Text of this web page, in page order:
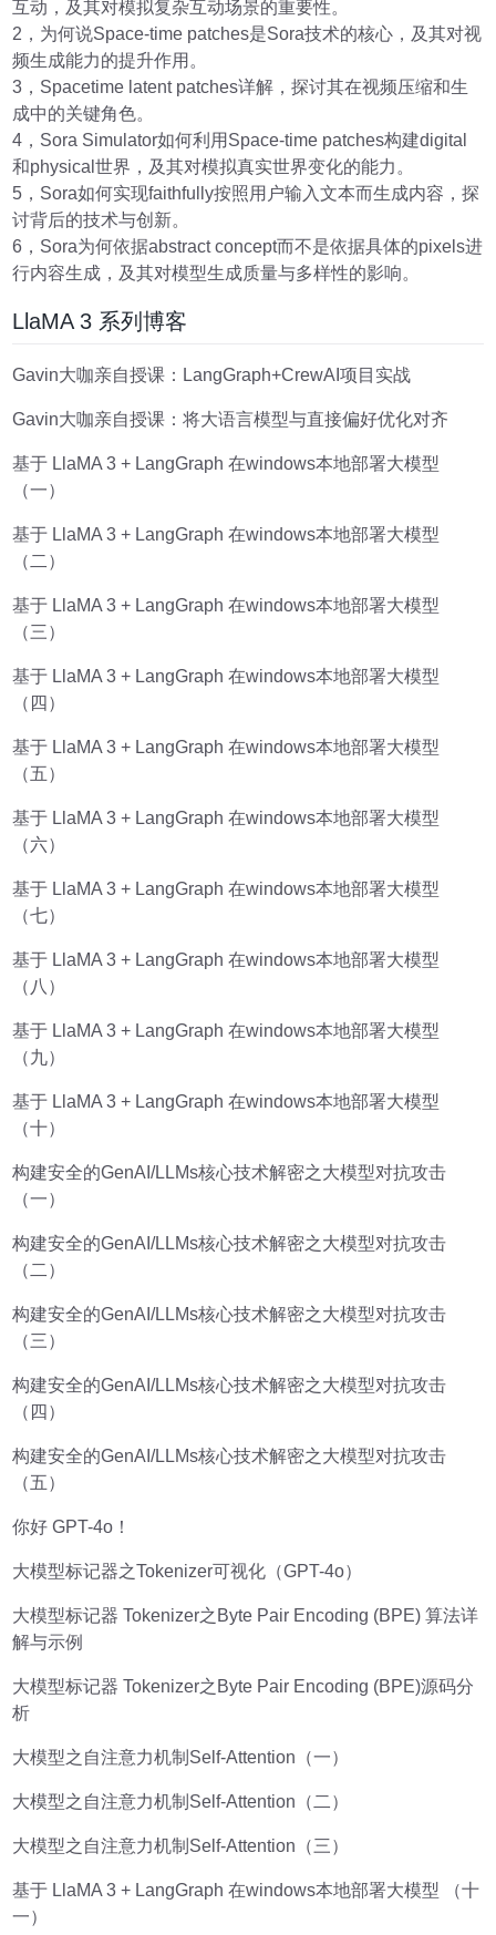
互动，及其对模拟复杂互动场景的重要性。
2，为何说Space-time patches是Sora技术的核心，及其对视
频生成能力的提升作用。
3，Spacetime latent patches详解，探讨其在视频压缩和生
成中的关键角色。
4，Sora Simulator如何利用Space-time patches构建digital
和physical世界，及其对模拟真实世界变化的能力。
5，Sora如何实现faithfully按照用户输入文本而生成内容，探
讨背后的技术与创新。
6，Sora为何依据abstract concept而不是依据具体的pixels进
行内容生成，及其对模型生成质量与多样性的影响。
LlaMA 3 系列博客
Gavin大咖亲自授课：LangGraph+CrewAI项目实战
Gavin大咖亲自授课：将大语言模型与直接偏好优化对齐
基于 LlaMA 3 + LangGraph 在windows本地部署大模型
（一）
基于 LlaMA 3 + LangGraph 在windows本地部署大模型
（二）
基于 LlaMA 3 + LangGraph 在windows本地部署大模型
（三）
基于 LlaMA 3 + LangGraph 在windows本地部署大模型
（四）
基于 LlaMA 3 + LangGraph 在windows本地部署大模型
（五）
基于 LlaMA 3 + LangGraph 在windows本地部署大模型
（六）
基于 LlaMA 3 + LangGraph 在windows本地部署大模型
（七）
基于 LlaMA 3 + LangGraph 在windows本地部署大模型
（八）
基于 LlaMA 3 + LangGraph 在windows本地部署大模型
（九）
基于 LlaMA 3 + LangGraph 在windows本地部署大模型
（十）
构建安全的GenAI/LLMs核心技术解密之大模型对抗攻击
（一）
构建安全的GenAI/LLMs核心技术解密之大模型对抗攻击
（二）
构建安全的GenAI/LLMs核心技术解密之大模型对抗攻击
（三）
构建安全的GenAI/LLMs核心技术解密之大模型对抗攻击
（四）
构建安全的GenAI/LLMs核心技术解密之大模型对抗攻击
（五）
你好 GPT-4o！
大模型标记器之Tokenizer可视化（GPT-4o）
大模型标记器 Tokenizer之Byte Pair Encoding (BPE) 算法详
解与示例
大模型标记器 Tokenizer之Byte Pair Encoding (BPE)源码分
析
大模型之自注意力机制Self-Attention（一）
大模型之自注意力机制Self-Attention（二）
大模型之自注意力机制Self-Attention（三）
基于 LlaMA 3 + LangGraph 在windows本地部署大模型 （十
一）